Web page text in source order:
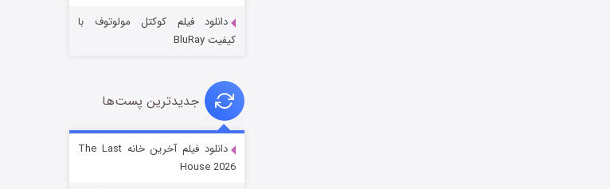
دانلود فیلم کوکتل مولوتوف با
کیفیت BluRay
جدیدترین پست‌ها
دانلود فیلم آخرین خانه The Last
House 2026